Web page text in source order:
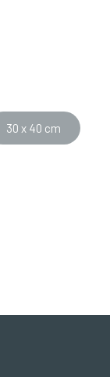
30 x 40 cm